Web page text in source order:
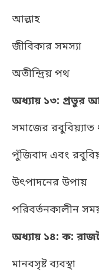
আল্লাহ
জীবিকার সমস্যা
অতীন্দ্রিয় পথ
অধ্যায় ১৩: প্রভুর
সমাজের রবুবিয়্যাত
পুঁজিবাদ এবং
উৎপাদনের উপায়
পরিবর্তনকালীন
অধ্যায় ১৪: ক:
মানবসৃষ্ট ব্যবস্থা